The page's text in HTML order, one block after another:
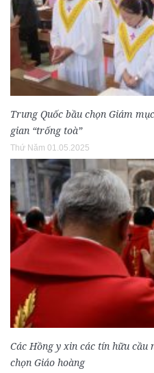
Trung Quốc bầu chọn Giám
gian “trống toà”
Thứ Năm 01.05.2025
Các Hồng y xin các tín hữu cầu
chọn Giáo hoàng